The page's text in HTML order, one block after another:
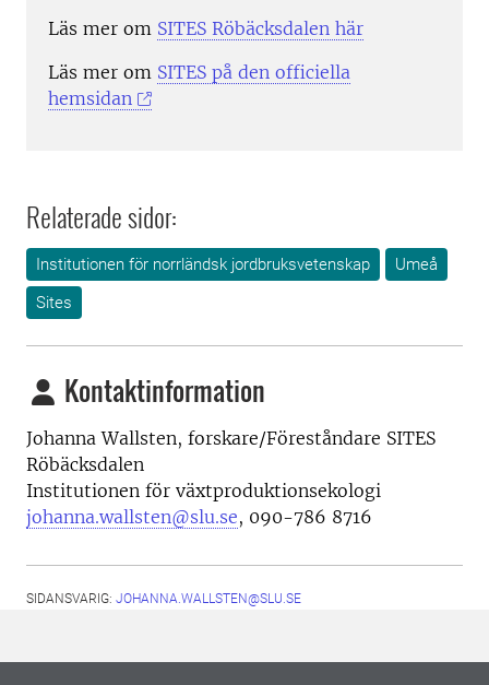
Läs mer om SITES Röbäcksdalen här
Läs mer om SITES på den officiella
hemsidan
Relaterade sidor:
Institutionen för norrländsk jordbruksvetenskap
Umeå
Sites
Kontaktinformation
Johanna Wallsten, forskare/Föreståndare SITES
Röbäcksdalen
Institutionen för växtproduktionsekologi
johanna.wallsten@slu.se, 090-786 8716
SIDANSVARIG: JOHANNA.WALLSTEN@SLU.SE